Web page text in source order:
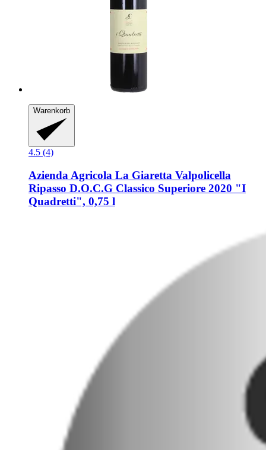
Warenkorb
4.5 (4)
Azienda Agricola La Giaretta Valpolicella
Ripasso D.O.C.G Classico Superiore 2020 "I
Quadretti", 0,75 l